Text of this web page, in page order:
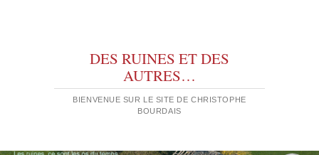
DES RUINES ET DES
AUTRES…
BIENVENUE SUR LE SITE DE CHRISTOPHE
BOURDAIS